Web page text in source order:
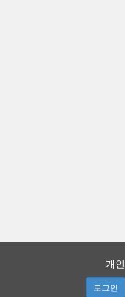
개
로그인